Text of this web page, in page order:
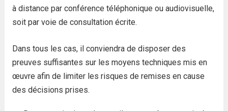
à distance par conférence téléphonique ou audiovisuelle,
soit par voie de consultation écrite.
Dans tous les cas, il conviendra de disposer des
preuves suffisantes sur les moyens techniques mis en
œuvre afin de limiter les risques de remises en cause
des décisions prises.